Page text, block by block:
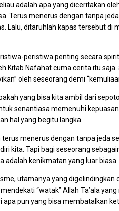
adalah apa yang diceritakan
Terus menerus dengan tanpa
Lalu, ditaruhlah kapas tersebut
peristiwa penting secara
Kitab Nafahat cuma cerita itu
oleh seseorang demi
yang bisa kita ambil dari
senantiasa memenuhi
hal yang begitu langka.
menerus dengan tanpa jeda
kita. Tapi bagi seseorang
adalah kenikmatan yang luar biasa.
utamanya yang digelindingkan
“watak” Allah Ta’ala
pun yang bisa membatalkan